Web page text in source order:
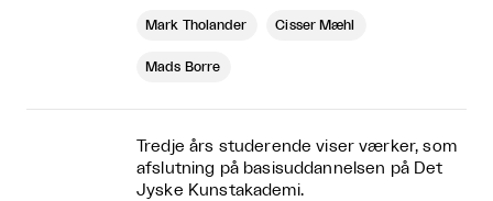
Mark Tholander Cisser Mæhl
Mads Borre
Tredje års studerende viser værker, som
afslutning på basisuddannelsen på Det
Jyske Kunstakademi.